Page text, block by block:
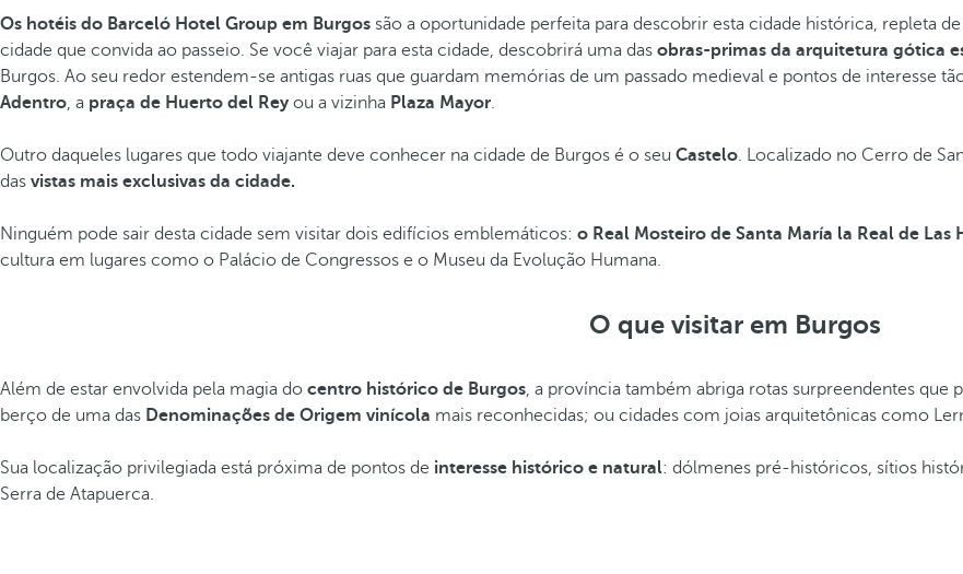
Os hotéis do Barceló Hotel Group em Burgos são a oportunidade perfeita para descobrir esta cidade histórica, repleta
cidade que convida ao passeio. Se você viajar para esta cidade, descobrirá uma das obras-primas da arquitetura gótica
Burgos. Ao seu redor estendem-se antigas ruas que guardam memórias de um passado medieval e pontos de interesse
Adentro, a praça de Huerto del Reyou a vizinha Plaza Mayor.
Outro daqueles lugares que todo viajante deve conhecer na cidade de Burgos é o seu Castelo. Localizado no Cerro de
das vistas mais exclusivas da cidade.
Ninguém pode sair desta cidade sem visitar dois edifícios emblemáticos: o Real Mosteiro de Santa María la Real de Las
cultura em lugares como o Palácio de Congressos e o Museu da Evolução Humana.
O que visitar em Burgos
Além de estar envolvida pela magia do centro histórico de Burgos, a província também abriga rotas surpreendentes
berço de uma das Denominações de Origem vinícola mais reconhecidas; ou cidades com joias arquitetônicas como
Sua localização privilegiada está próxima de pontos de interesse histórico e natural: dólmenes pré-históricos, sítios
Serra de Atapuerca.